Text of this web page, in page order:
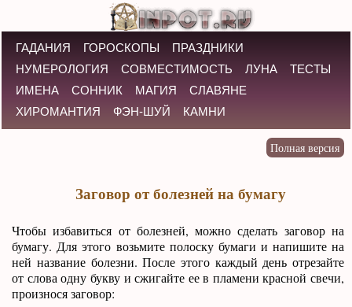
ГАДАНИЯ ГОРОСКОПЫ
ПРАЗДНИКИ
НУМЕРОЛОГИЯ
СОВМЕСТИМОСТЬ ЛУНА
ТЕСТЫ
ИМЕНА
СОННИК МАГИЯ
СЛАВЯНЕ
ХИРОМАНТИЯ
ФЭН-ШУЙ КАМНИ
Заговор от болезней на бумагу
Чтобы избавиться от болезней, можно сделать заговор на
бумагу. Для этого возьмите полоску бумаги и напишите на
ней название болезни. После этого каждый день отрезайте
от слова одну букву и сжигайте ее в пламени красной свечи,
произнося заговор: